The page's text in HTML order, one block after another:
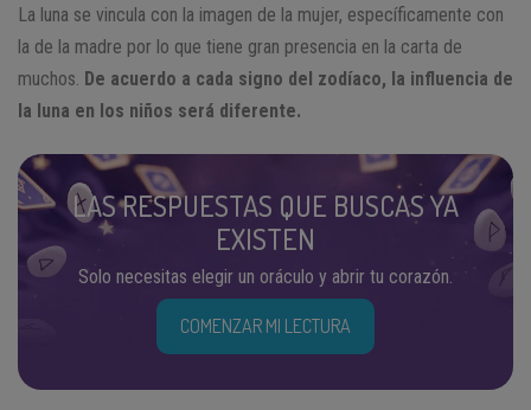
La luna se vincula con la imagen de la mujer, específicamente con
la de la madre por lo que tiene gran presencia en la carta de
muchos. De acuerdo a cada signo del zodíaco, la influencia de
la luna en los niños será diferente.
LAS RESPUESTAS QUE BUSCAS YA
EXISTEN
Solo necesitas elegir un oráculo y abrir tu corazón.
COMENZAR MI LECTURA